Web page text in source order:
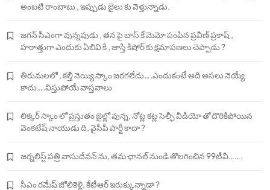
అంబటి రాంబాబు , ఇప్పుడు జైలు కు వెళ్తున్నాడు.
జగన్ సీఎంగా వున్నపుడు , తన పై బాస్ కే మెమో పంపిన ప్రవీణ్ ప్రకాష్ ,
హఠాత్తుగా ఎందుకు ఏబివి కి , జాస్తి కిషోర్ కు క్షమాపణలు చెప్పాడు ?
తిరుమలలో , కల్తీ నెయ్యి స్కాం జరగలేదు….ఎందుకంటే అది అసలు నెయ్యే
కాదు….విస్తుపోయే వాస్తవాలు
లిక్కర్ స్కాం లో ప్రస్తుతం జైల్లో వున్న, నోట్ల కట్ల సెల్ఫీ వీడియో తో దొరికిపోయిన
వెంకటేష్ నాయుడు ది, వైసీపీ పార్టీ కాదా ?
జర్నలిస్ట్ పత్రి వాసుదేవన్ ను, తమ ఛానల్ నుండి తొలగించిన 99టీవీ…….
సీఎం రమేష్ జోలికెళ్లి, కేటీఆర్ ఇరుక్కున్నాడా ?